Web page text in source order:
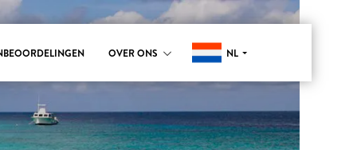
OVER ONS NL